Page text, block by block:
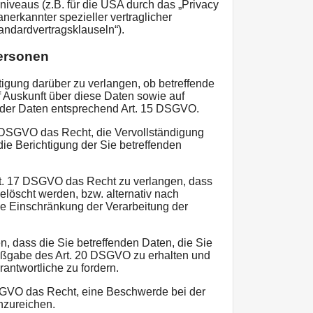
(z.B. für die USA durch das „Privacy
spezieller vertraglicher
darüber zu verlangen, ob betreffende
über diese Daten sowie auf
Daten entsprechend Art. 15 DSGVO.
das Recht, die Vervollständigung
Berichtigung der Sie betreffenden
17 DSGVO das Recht zu verlangen, dass
werden, bzw. alternativ nach
Einschränkung der Verarbeitung der
dass die Sie betreffenden Daten, die Sie
des Art. 20 DSGVO zu erhalten und
zu fordern.
das Recht, eine Beschwerde bei der